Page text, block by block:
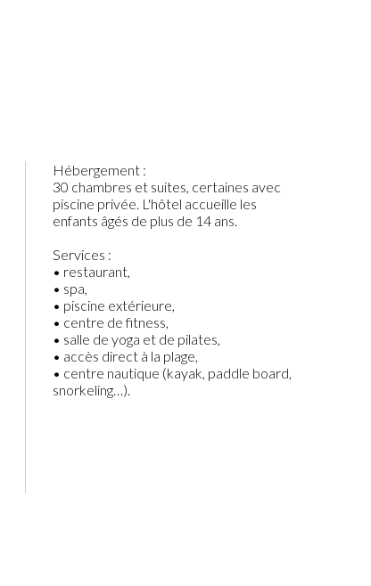
Hébergement :
30 chambres et suites, certaines avec
piscine privée. L'hôtel accueille les
enfants âgés de plus de 14 ans.
Services :
• restaurant,
• spa,
• piscine extérieure,
• centre de fitness,
• salle de yoga et de pilates,
• accès direct à la plage,
• centre nautique (kayak, paddle board,
snorkeling…).